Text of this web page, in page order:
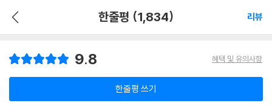
한줄평 (1,834) 리뷰
9.8 혜택 및 유의사항
한줄평 쓰기